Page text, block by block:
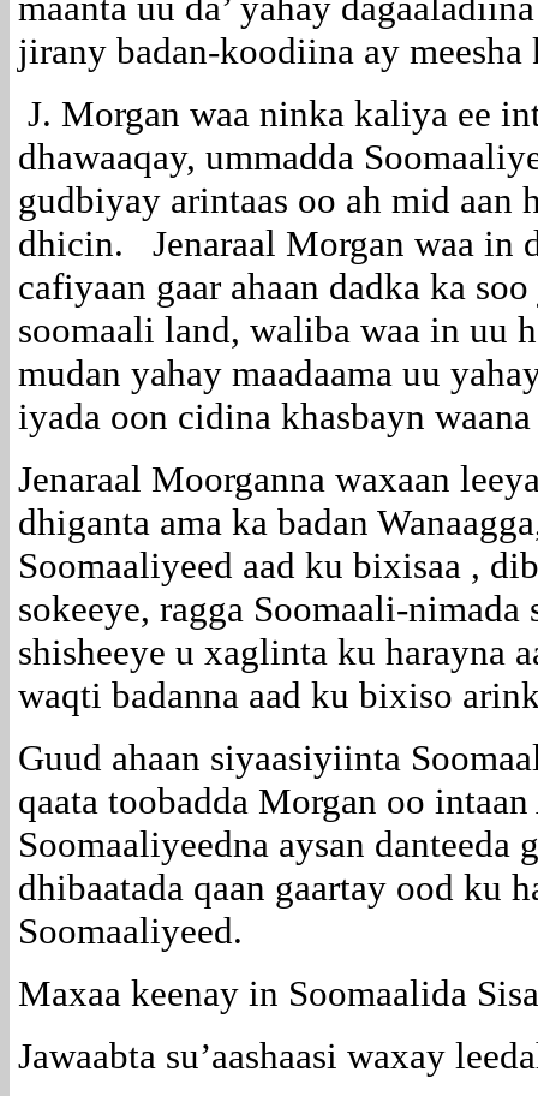
jirany badan-koodiina ay meesha
J. Morgan waa ninka kaliya ee
dhawaaqay, ummadda
gudbiyay arintaas oo ah mid aan
dhicin. Jenaraal Morgan waa in
cafiyaan gaar ahaan dadka ka
soomaali land, waliba waa in uu
mudan yahay maadaama uu
iyada oon cidina khasbayn
Jenaraal Moorganna waxaan
dhiganta ama ka badan
Soomaaliyeed aad ku bixisaa ,
sokeeye, ragga Soomaali-
shisheeye u xaglinta ku harayna
waqti badanna aad ku bixiso
Guud ahaan siyaasiyiinta
qaata toobadda Morgan oo
Soomaaliyeedna aysan danteeda
dhibaatada qaan gaartay ood ku
Soomaaliyeed.
Maxaa keenay in Soomaalida
Jawaabta su’aashaasi waxay